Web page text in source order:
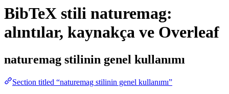
BibTeX stili naturemag:
alıntılar, kaynakça ve Overleaf
naturemag stilinin genel kullanımı
Section titled “naturemag stilinin genel kullanımı”